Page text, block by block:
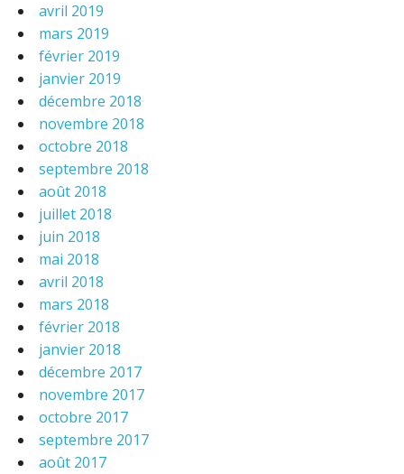
avril 2019
mars 2019
février 2019
janvier 2019
décembre 2018
novembre 2018
octobre 2018
septembre 2018
août 2018
juillet 2018
juin 2018
mai 2018
avril 2018
mars 2018
février 2018
janvier 2018
décembre 2017
novembre 2017
octobre 2017
septembre 2017
août 2017